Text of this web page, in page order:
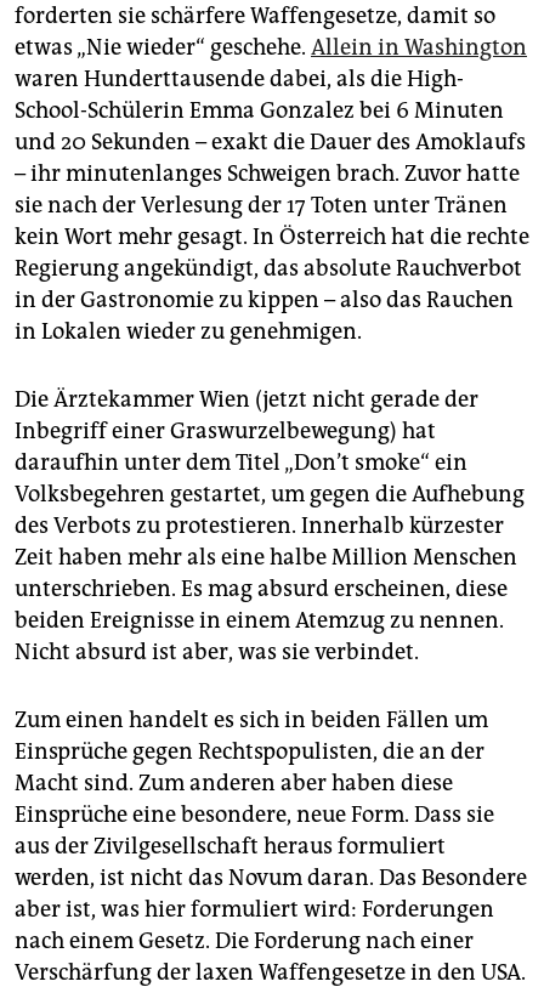
forderten sie schärfere Waffengesetze, damit so
etwas „Nie wieder“ geschehe. Allein in Washington
waren Hunderttausende dabei, als die High-
School-Schülerin Emma Gonzalez bei 6 Minuten
und 20 Sekunden – exakt die Dauer des Amoklaufs
– ihr minutenlanges Schweigen brach. Zuvor hatte
sie nach der Verlesung der 17 Toten unter Tränen
kein Wort mehr gesagt. In Österreich hat die rechte
Regierung angekündigt, das absolute Rauchverbot
in der Gastronomie zu kippen – also das Rauchen
in Lokalen wieder zu genehmigen.
Die Ärztekammer Wien (jetzt nicht gerade der
Inbegriff einer Graswurzelbewegung) hat
daraufhin unter dem Titel „Don’t smoke“ ein
Volksbegehren gestartet, um gegen die Aufhebung
des Verbots zu protestieren. Innerhalb kürzester
Zeit haben mehr als eine halbe Million Menschen
unterschrieben. Es mag absurd erscheinen, diese
beiden Ereignisse in einem Atemzug zu nennen.
Nicht absurd ist aber, was sie verbindet.
Zum einen handelt es sich in beiden Fällen um
Einsprüche gegen Rechtspopulisten, die an der
Macht sind. Zum anderen aber haben diese
Einsprüche eine besondere, neue Form. Dass sie
aus der Zivilgesellschaft heraus formuliert
werden, ist nicht das Novum daran. Das Besondere
aber ist, was hier formuliert wird: Forderungen
nach einem Gesetz. Die Forderung nach einer
Verschärfung der laxen Waffengesetze in den USA.